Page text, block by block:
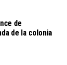
de
de la colonia